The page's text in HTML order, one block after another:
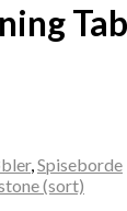
,Spiseborde